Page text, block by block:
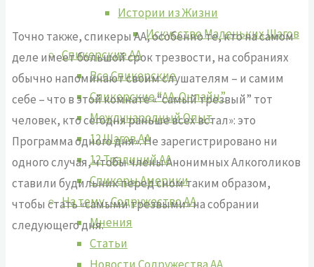
Истории из Жизни
Искусство Маленьких Шагов
Спикерские АА
Все Спикерские
Спикерские “АА-Онлайн”
Международный Опыт
12 Шагов АА
12 Традиций АА
Спикеры Америки
На тему- Содружество АА
Мнения
Статьи
Точно также, спикеры АА, особенно те, кто на самом
деле имеет большой срок трезвости, на собраниях
обычно напоминают своим слушателям – и самим
себе – что в этой комнате «“самый трезвый” тот
человек, кто сегодня раньше всех встал»: это
Программа одного дня». Не зарегистрировано ни
одного случая, чтобы члены Анонимных Алкоголиков
ставили будильник перед сном таким образом,
чтобы стать «самыми трезвыми» на собрании
следующего дня.